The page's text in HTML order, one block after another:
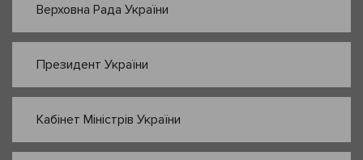
Верховна Рада України
Президент України
Кабінет Міністрів України